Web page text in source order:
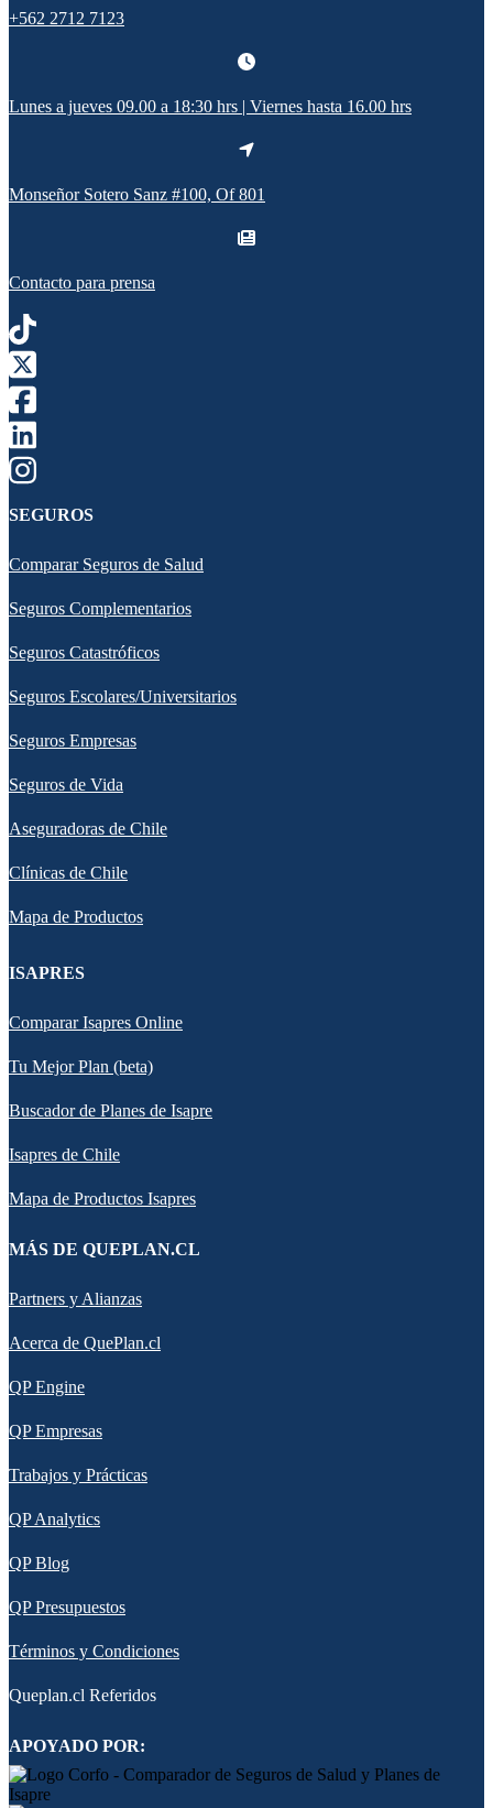
+562 2712 7123
Lunes a jueves 09.00 a 18:30 hrs | Viernes hasta 16.00 hrs
Monseñor Sotero Sanz #100, Of 801
Contacto para prensa
SEGUROS
Comparar Seguros de Salud
Seguros Complementarios
Seguros Catastróficos
Seguros Escolares/Universitarios
Seguros Empresas
Seguros de Vida
Aseguradoras de Chile
Clínicas de Chile
Mapa de Productos
ISAPRES
Comparar Isapres Online
Tu Mejor Plan (beta)
Buscador de Planes de Isapre
Isapres de Chile
Mapa de Productos Isapres
MÁS DE QUEPLAN.CL
Partners y Alianzas
Acerca de QuePlan.cl
QP Engine
QP Empresas
Trabajos y Prácticas
QP Analytics
QP Blog
QP Presupuestos
Términos y Condiciones
Queplan.cl Referidos
APOYADO POR: